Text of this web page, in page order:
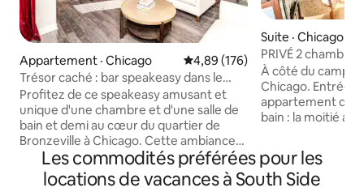
Appartement · Chicago Note moyenne de 4,89 sur 5,
4,89 (176)
Trésor caché : bar speakeasy dans le
quartier historique de Bronzeville
Profitez de ce speakeasy amusant et
unique d'une chambre et d'une salle de
bain et demi au cœur du quartier de
Bronzeville à Chicago. Cette ambiance
artistique comprend un décor
éclectique, des peintures murales faites
à la main, une télévision intelligente, un
Suite · Chicago
PRIVÉ 2
salon
À côté du
Chicago. Entrée
appartement de 2
bain : la moitié
votre suite
à proprement
réfrigérateur, un
Les commodités préférées pour les
locations de vacances à South Side